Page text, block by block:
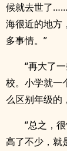
候就去世了
海很近的地方
多事情。”
“再大了
校。小学就一
么区别年级的
“总之，
高了不少，就